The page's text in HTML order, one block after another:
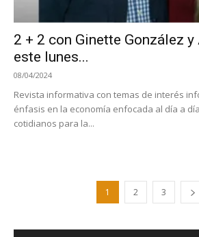
2 + 2 con Ginette González y
este lunes...
08/04/2024
Revista informativa con temas de interés
énfasis en la economía enfocada al día a
cotidianos para la...
1 2 3